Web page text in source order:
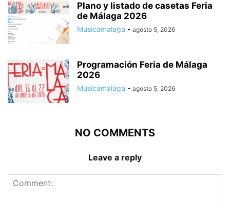
Plano y listado de casetas Feria
de Málaga 2026
Musicamalaga - agosto 5, 2026
Programación Feria de Málaga
2026
Musicamalaga - agosto 5, 2026
NO COMMENTS
Leave a reply